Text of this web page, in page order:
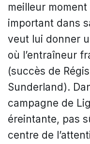
meilleur
important dans
veut lui donner
où l’entraîneur
(succès de
Sunderland).
campagne de
éreintante, pas
centre de